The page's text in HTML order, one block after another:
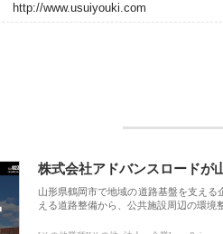
http://www.usuiyouki.com
株式会社アドバンスロードが
山形県鶴岡市で地域の道路基盤を支え
える道路整備から、公共施設周辺の環